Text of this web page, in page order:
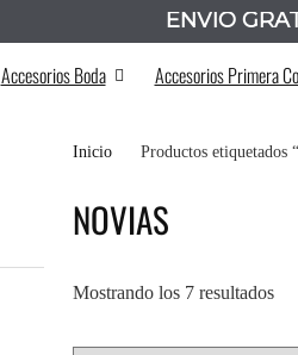
ENVÍO
Accesorios Boda Accesorios Primera
Inicio Productos etiquetados
NOVIAS
Mostrando los 7 resultados